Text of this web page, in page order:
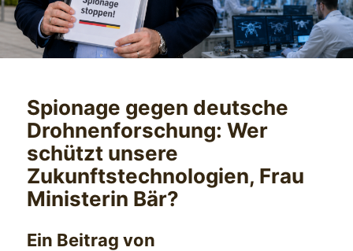
Spionage gegen deutsche
Drohnenforschung: Wer
schützt unsere
Zukunftstechnologien, Frau
Ministerin Bär?
Ein Beitrag von